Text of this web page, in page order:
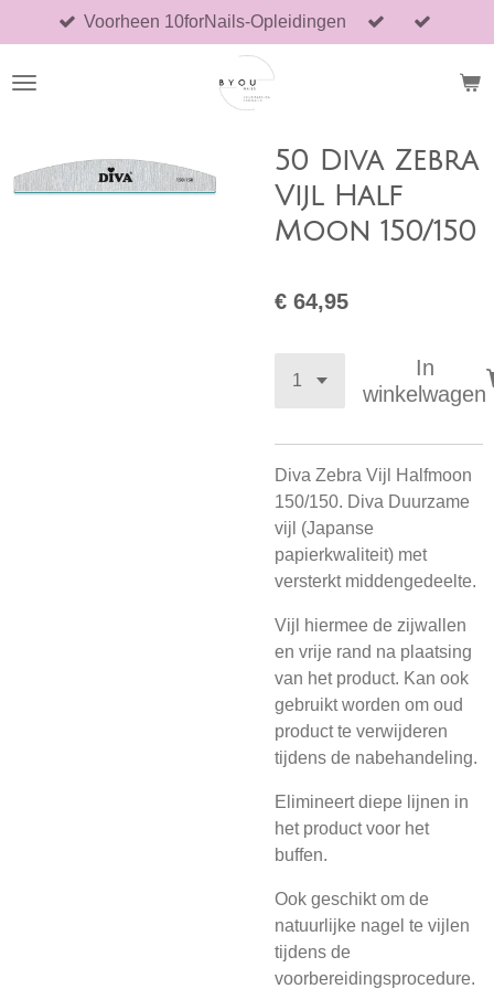
direct
naar
Voorheen 10forNails-Opleidingen
50 Diva Zebra
Vijl Half
Moon 150/150
€ 64,95
In
winkelwagen
Diva Zebra Vijl Halfmoon
150/150. Diva Duurzame
vijl (Japanse
papierkwaliteit) met
versterkt middengedeelte.
Vijl hiermee de zijwallen
en vrije rand na plaatsing
van het product. Kan ook
gebruikt worden om oud
product te verwijderen
tijdens de nabehandeling.
Elimineert diepe lijnen in
het product voor het
buffen.
Ook geschikt om de
natuurlijke nagel te vijlen
tijdens de
voorbereidingsprocedure.